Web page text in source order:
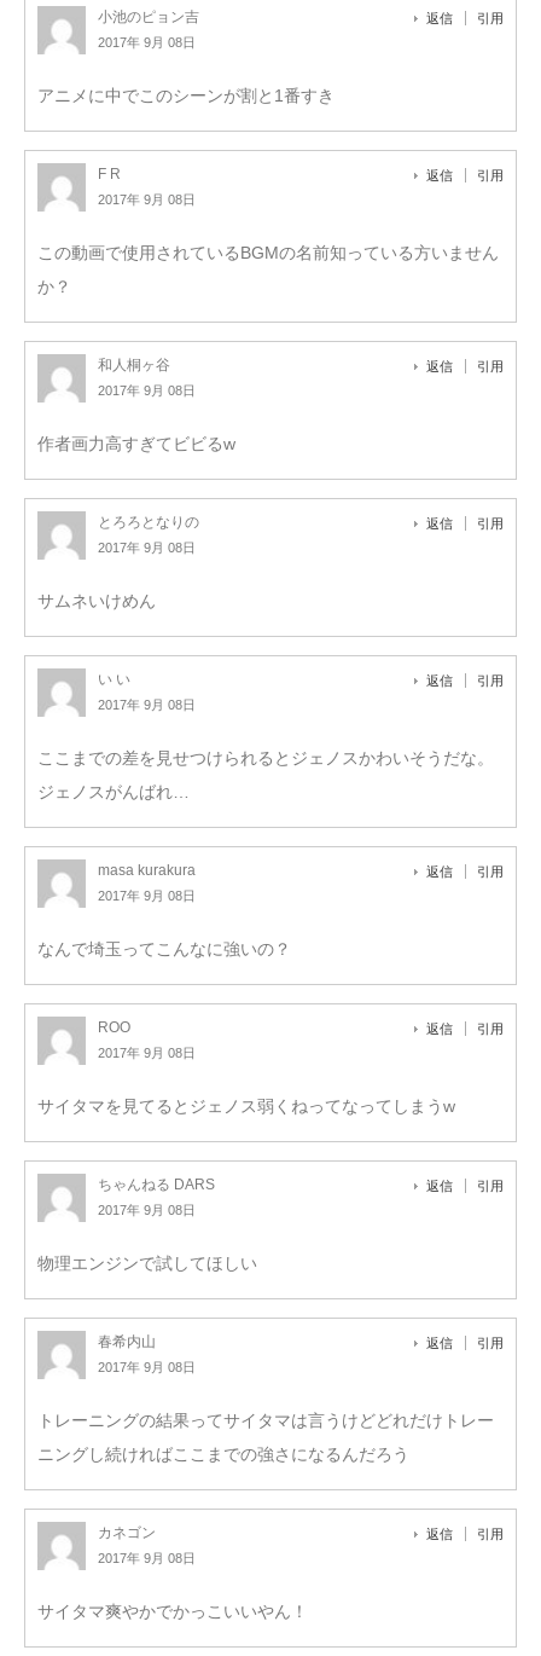
小池のピョン吉
2017年 9月 08日
返信 引用
アニメに中でこのシーンが割と1番すき
F R
2017年 9月 08日
返信 引用
この動画で使用されているBGMの名前知っている方いません
か？
和人桐ヶ谷
2017年 9月 08日
返信 引用
作者画力高すぎてビビるw
とろろとなりの
2017年 9月 08日
返信 引用
サムネいけめん
い い
2017年 9月 08日
返信 引用
ここまでの差を見せつけられるとジェノスかわいそうだな。
ジェノスがんばれ…
masa kurakura
2017年 9月 08日
返信 引用
なんで埼玉ってこんなに強いの？
ROO
2017年 9月 08日
返信 引用
サイタマを見てるとジェノス弱くねってなってしまうw
ちゃんねる DARS
2017年 9月 08日
返信 引用
物理エンジンで試してほしい
春希内山
2017年 9月 08日
返信 引用
トレーニングの結果ってサイタマは言うけどどれだけトレー
ニングし続ければここまでの強さになるんだろう
カネゴン
2017年 9月 08日
返信 引用
サイタマ爽やかでかっこいいやん！